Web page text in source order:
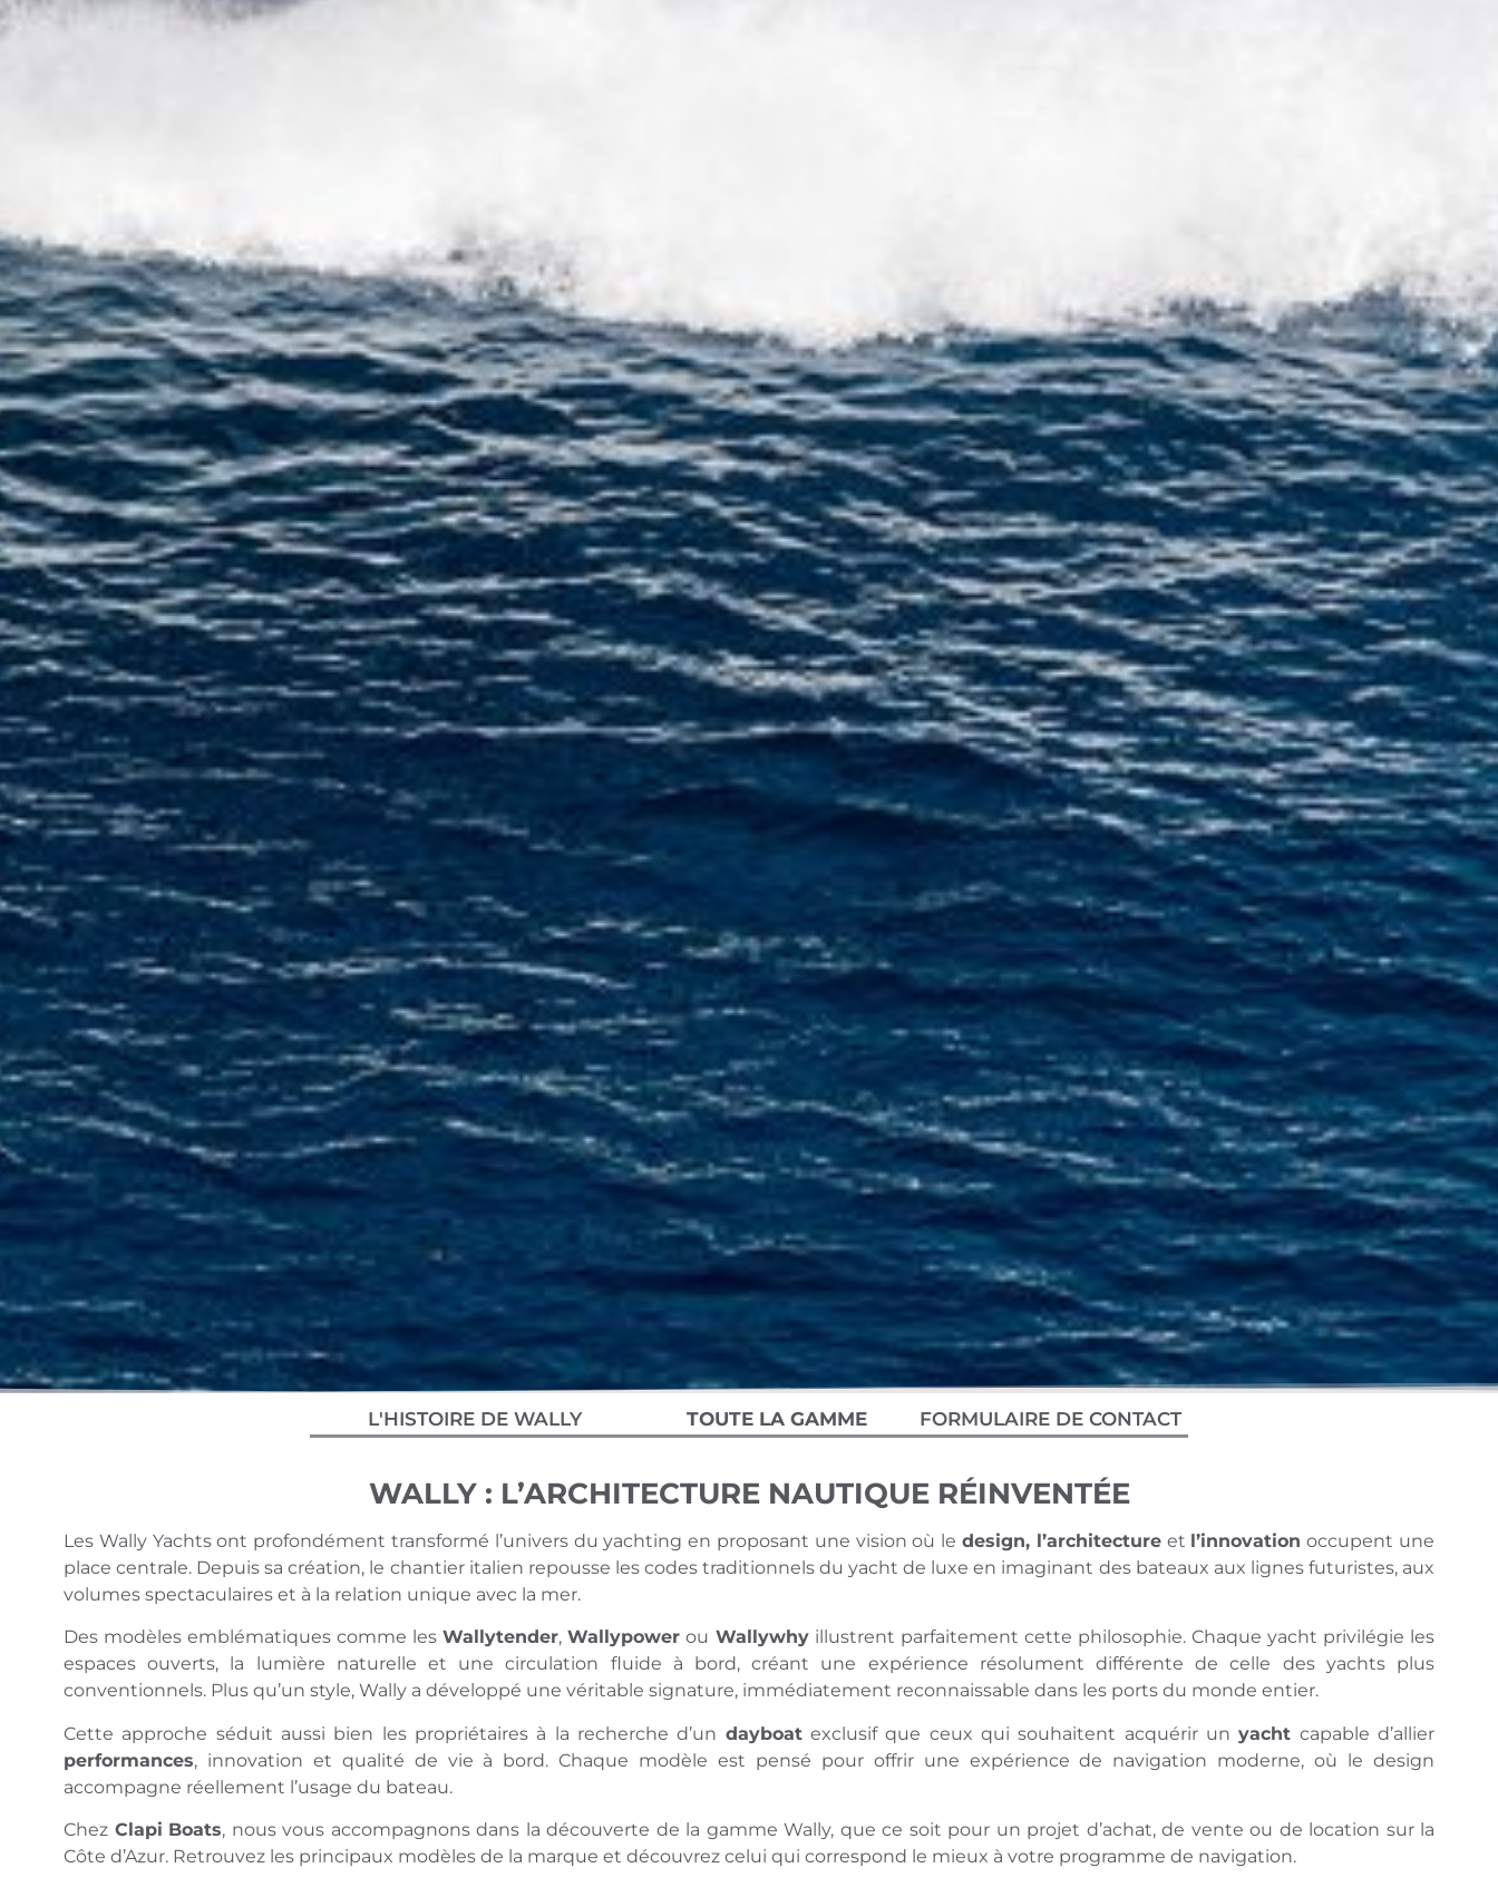
L'HISTOIRE DE WALLY TOUTE LA GAMME FORMULAIRE DE CONTACT
WALLY : L’ARCHITECTURE NAUTIQUE RÉINVENTÉE
Les Wally Yachts ont profondément transformé l’univers du yachting en proposant une vision où le design, l’architectureet l’innovation occupent une
place centrale. Depuis sa création, le chantier italien repousse les codes traditionnels du yacht de luxe en imaginant des bateaux aux lignes futuristes, aux
volumes spectaculaires et à la relation unique avec la mer.
Des modèles emblématiques comme lesWallytender,Wallypower ou Wallywhyillustrent parfaitement cette philosophie. Chaque yacht privilégie les
espaces ouverts, la lumière naturelle et une circulation fluide à bord, créant une expérience résolument différente de celle des yachts plus
conventionnels. Plus qu’un style, Wally a développé une véritable signature, immédiatement reconnaissable dans les ports du monde entier.
Cette approche séduit aussi bien les propriétaires à la recherche d’un dayboatexclusif que ceux qui souhaitent acquérir unyacht capable d’allier
performances, innovation et qualité de vie à bord. Chaque modèle est pensé pour offrir une expérience de navigation moderne, où le design
accompagne réellement l’usage du bateau.
Chez Clapi Boats, nous vous accompagnons dans la découverte de la gamme Wally, que ce soit pour un projet d’achat, de vente ou de location sur la
Côte d’Azur. Retrouvez les principaux modèles de la marque et découvrez celui qui correspond le mieux à votre programme de navigation.